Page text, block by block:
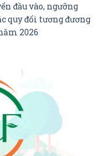
đầu vào, ngưỡng
quy đổi tương đương
2026